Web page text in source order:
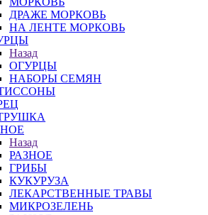
ДРАЖЕ МОРКОВЬ
НА ЛЕНТЕ МОРКОВЬ
Назад
ОГУРЦЫ
НАБОРЫ СЕМЯН
Назад
РАЗНОЕ
ГРИБЫ
КУКУРУЗА
ЛЕКАРСТВЕННЫЕ ТРАВЫ
МИКРОЗЕЛЕНЬ